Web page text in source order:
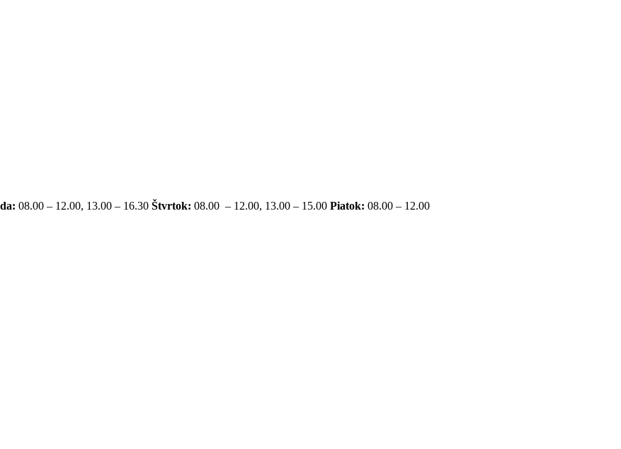
08.00 – 12.00, 13.00 – 16.30 Štvrtok: 08.00 – 12.00, 13.00 – 15.00 Piatok: 08.00 – 12.00